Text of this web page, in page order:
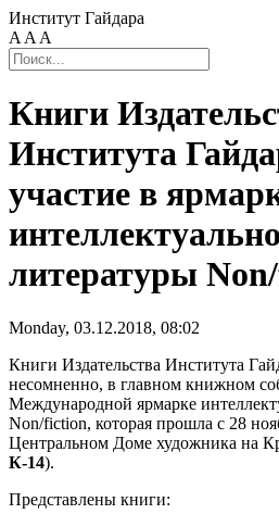
Институт Гайдара
A A A
Книги
Института
участие в
литературы
Monday, 03.12.2018, 08:02
Книги Издательства Института
несомненно, в главном книжном
Международной ярмарке
Non/fiction, которая прошла с 28
Центральном Доме художника на
К-14).
Представлены книги: